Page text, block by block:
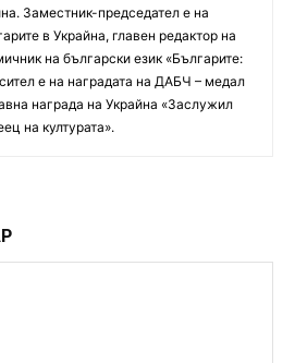
Заместник-председател е на
в Украйна, главен редактор на
на български език «Българите:
е на наградата на ДАБЧ – медал
награда на Украйна «Заслужил
на културата».